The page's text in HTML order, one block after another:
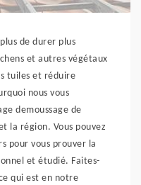
de durer plus
et autres végétaux
tuiles et réduire
nous vous
demoussage de
la région. Vous pouvez
pour vous prouver la
et étudié. Faites-
qui est en notre